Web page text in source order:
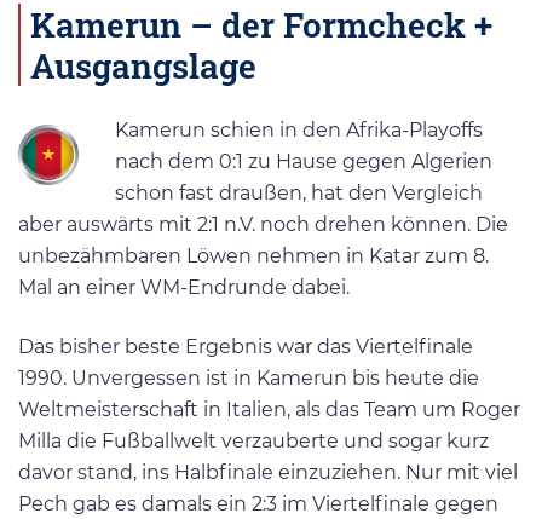
Kamerun – der Formcheck +
Ausgangslage
Kamerun schien in den Afrika-Playoffs
nach dem 0:1 zu Hause gegen Algerien
schon fast draußen, hat den Vergleich
aber auswärts mit 2:1 n.V. noch drehen können. Die
unbezähmbaren Löwen nehmen in Katar zum 8.
Mal an einer WM-Endrunde dabei.
Das bisher beste Ergebnis war das Viertelfinale
1990. Unvergessen ist in Kamerun bis heute die
Weltmeisterschaft in Italien, als das Team um Roger
Milla die Fußballwelt verzauberte und sogar kurz
davor stand, ins Halbfinale einzuziehen. Nur mit viel
Pech gab es damals ein 2:3 im Viertelfinale gegen